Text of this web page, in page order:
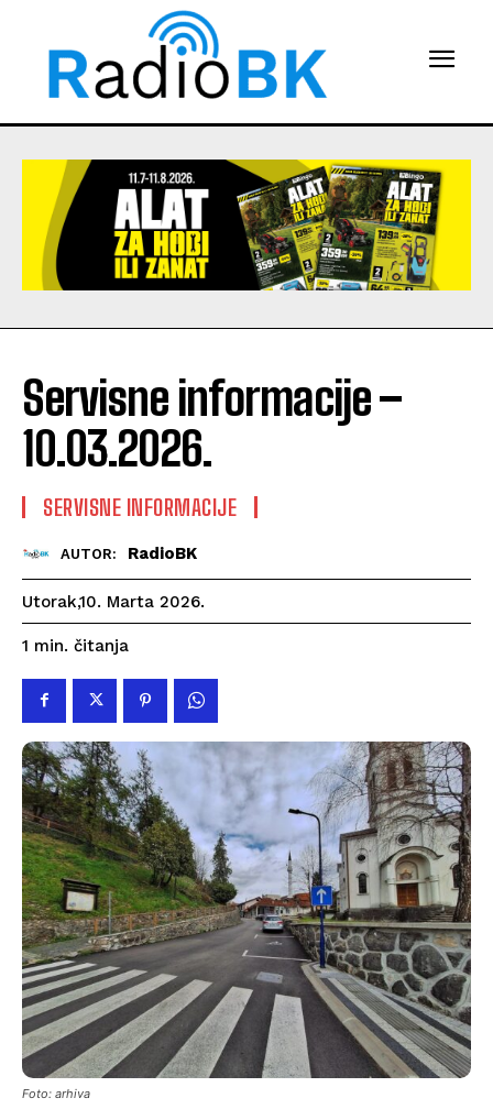
Servisne informacije –
10.03.2026.
SERVISNE INFORMACIJE
AUTOR: RadioBK
Utorak,10. Marta 2026.
1 min. čitanja
Foto: arhiva